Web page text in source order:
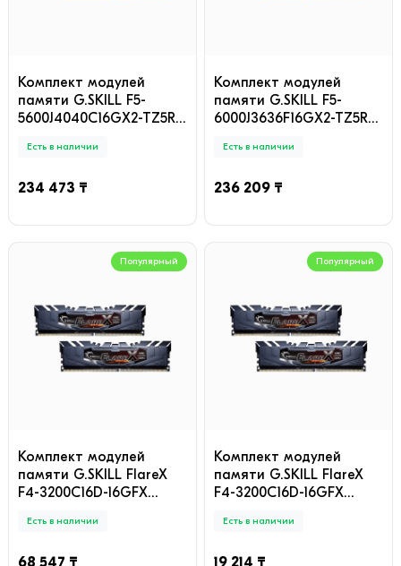
Комплект модулей
памяти G.SKILL F5-
5600J4040C16GX2-TZ5RK
5600MHz
Есть в наличии
234 473 ₸
Комплект модулей
памяти G.SKILL F5-
6000J3636F16GX2-TZ5RK
6000MHz
Есть в наличии
236 209 ₸
Популярный
Комплект модулей
памяти G.SKILL FlareX
F4-3200C16D-16GFX
3200MHz
Есть в наличии
68 547 ₸
Популярный
Комплект модулей
памяти G.SKILL FlareX
F4-3200C16D-16GFX
3200MHz
Есть в наличии
19 214 ₸